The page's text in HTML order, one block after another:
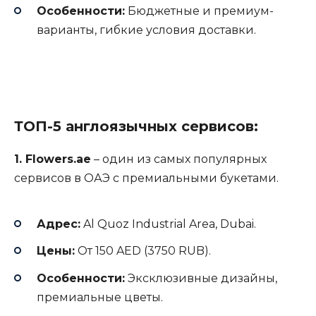
Особенности: Бюджетные и премиум-
варианты, гибкие условия доставки.
ТОП-5 англоязычных сервисов:
1. Flowers.ae – один из самых популярных
сервисов в ОАЭ с премиальными букетами.
Адрес: Al Quoz Industrial Area, Dubai.
Цены: От 150 AED (3750 RUB).
Особенности: Эксклюзивные дизайны,
премиальные цветы.